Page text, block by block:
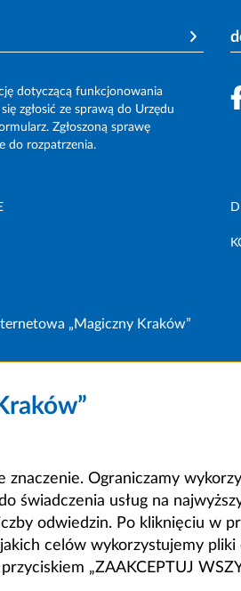
dotyczącą funkcjonowania
zgłosić ze sprawą do Urzędu
Zgłoszoną sprawę
do rozpatrzenia.
„Magiczny Kraków”
Ograniczamy
świadczenia usług na
odwiedzin. Po kliknięciu w
celów wykorzystujemy pliki
„ZAAKCEPTUJ